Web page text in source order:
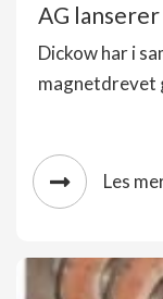
AG
Dickow har i
magnetdrevet
Les